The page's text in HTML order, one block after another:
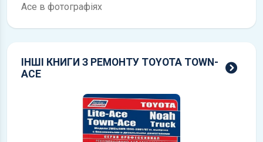
Ace в фотографіях
ІНШІ КНИГИ З РЕМОНТУ TOYOTA TOWN-
ACE